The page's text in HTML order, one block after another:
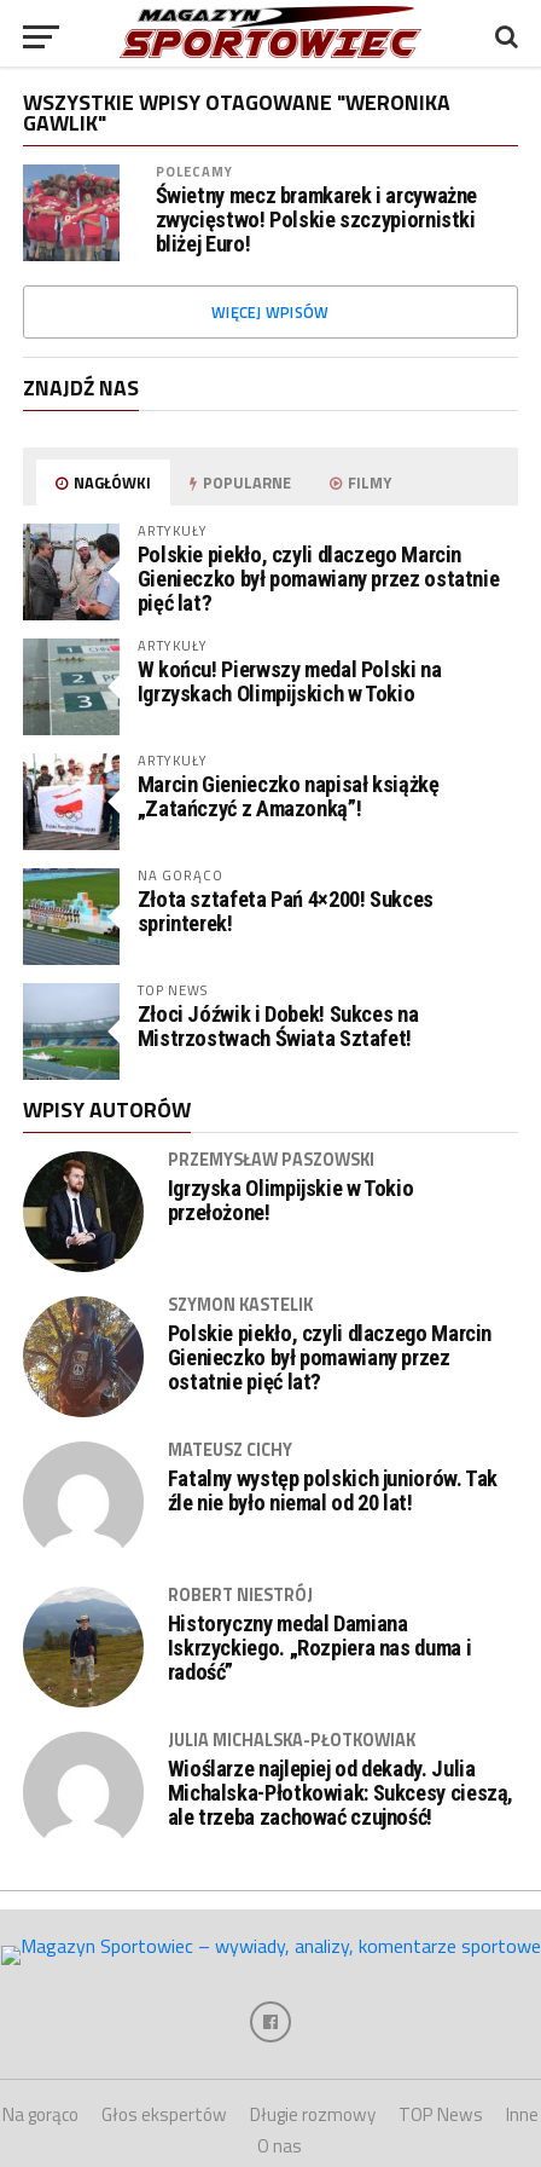
WSZYSTKIE WPISY OTAGOWANE "WERONIKA
GAWLIK"
POLECAMY
Świetny mecz bramkarek i arcyważne
zwycięstwo! Polskie szczypiornistki
bliżej Euro!
WIĘCEJ WPISÓW
ZNAJDŹ NAS
NAGŁÓWKI POPULARNE FILMY
ARTYKUŁY
Polskie piekło, czyli dlaczego Marcin
Gienieczko był pomawiany przez ostatnie
pięć lat?
ARTYKUŁY
W końcu! Pierwszy medal Polski na
Igrzyskach Olimpijskich w Tokio
ARTYKUŁY
Marcin Gienieczko napisał książkę
„Zatańczyć z Amazonką”!
NA GORĄCO
Złota sztafeta Pań 4×200! Sukces
sprinterek!
TOP NEWS
Złoci Jóźwik i Dobek! Sukces na
Mistrzostwach Świata Sztafet!
WPISY AUTORÓW
PRZEMYSŁAW PASZOWSKI
Igrzyska Olimpijskie w Tokio
przełożone!
SZYMON KASTELIK
Polskie piekło, czyli dlaczego Marcin
Gienieczko był pomawiany przez
ostatnie pięć lat?
MATEUSZ CICHY
Fatalny występ polskich juniorów. Tak
źle nie było niemal od 20 lat!
ROBERT NIESTRÓJ
Historyczny medal Damiana
Iskrzyckiego. „Rozpiera nas duma i
radość”
JULIA MICHALSKA-PŁOTKOWIAK
Wioślarze najlepiej od dekady. Julia
Michalska-Płotkowiak: Sukcesy cieszą,
ale trzeba zachować czujność!
Na gorąco Głos ekspertów Długie rozmowy TOP News
Inne
O nas